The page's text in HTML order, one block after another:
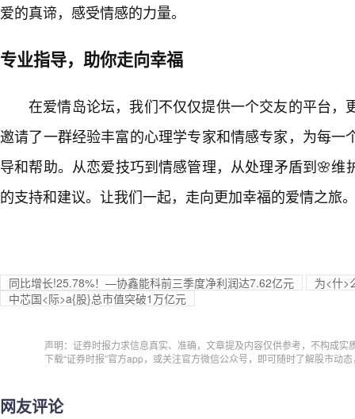
爱的真谛，感受情感的力量。
专业指导，助你走向幸福
在爱情岛论坛，我们不仅仅提供一个交友的平台，
邀请了一群经验丰富的心理学专家和情感专家，为每
导和帮助。从恋爱技巧到情感管理，从处理矛盾到🌸维
的支持和建议。让我们一起，走向更加幸福的爱情之旅
同比增长!25.78%！—协鑫能科前三季度净利润达7.62亿元
为<什>
中芯国<际>a{股}总市值突破1万亿元
声明：证券时报力求信息真实、准确，文章提及内容仅供参考，不构成实
下载“证券时报”官方app，或关注官方微信公众号，即可随时了解股市动
网友评论